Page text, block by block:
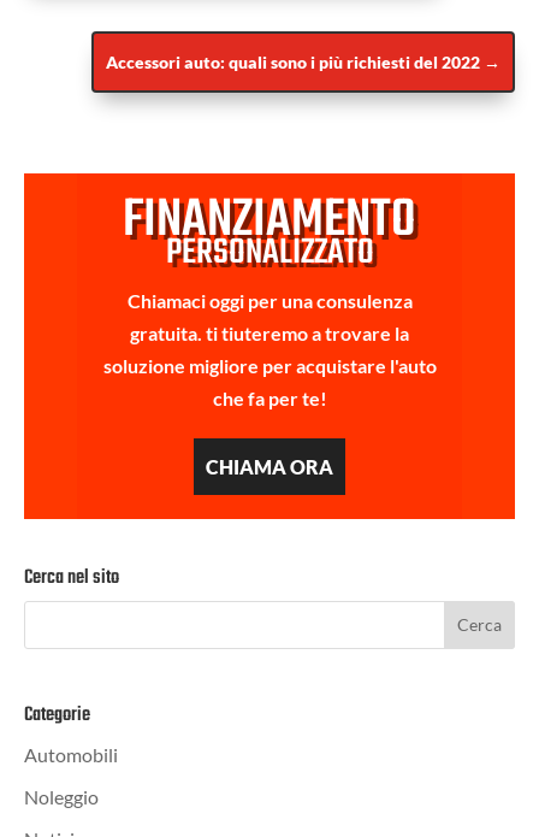
Accessori auto: quali sono i più richiesti del 2022 →
FINANZIAMENTO
PERSONALIZZATO
Chiamaci oggi per una consulenza
gratuita. ti tiuteremo a trovare la
soluzione migliore per acquistare l'auto
che fa per te!
CHIAMA ORA
Cerca nel sito
Categorie
Automobili
Noleggio